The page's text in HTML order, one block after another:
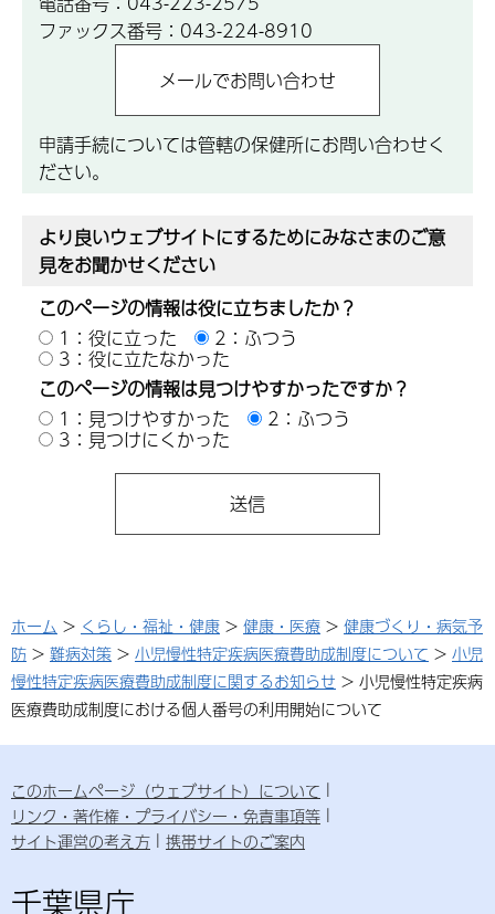
ファックス番号：043-224-8910
申請手続については管轄の保健所にお問い合わせく
ださい。
より良いウェブサイトにするためにみなさまのご意
見をお聞かせください
このページの情報は役に立ちましたか？
1：役に立った
2：ふつう
3：役に立たなかった
このページの情報は見つけやすかったですか？
1：見つけやすかった
2：ふつう
3：見つけにくかった
ホーム > くらし・福祉・健康 > 健康・医療 > 健康づくり・病気予
防 > 難病対策 > 小児慢性特定疾病医療費助成制度について > 小児
慢性特定疾病医療費助成制度に関するお知らせ > 小児慢性特定疾病
医療費助成制度における個人番号の利用開始について
このホームページ（ウェブサイト）について
リンク・著作権・プライバシー・免責事項等
サイト運営の考え方
携帯サイトのご案内
千葉県庁